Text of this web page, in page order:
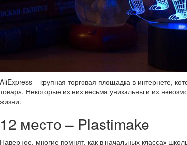
AliExpress – крупная торговая площадка в интернете,
товара. Некоторые из них весьма уникальны и их
жизни.
12 место – Plastimake
Наверное, многие помнят, как в начальных классах